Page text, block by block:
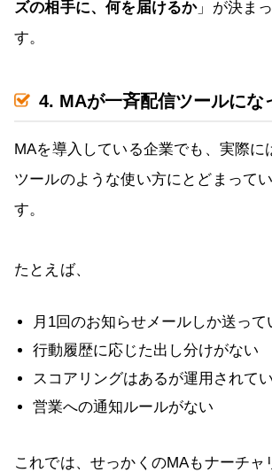
ズの相手に、何を届けるか」が決ま
す。
4. MAが一斉配信ツールにな
MAを導入している企業でも、実際に
ツールのような使い方にとどまって
す。
たとえば、
月1回のお知らせメールしか送って
行動履歴に応じた出し分けがない
スコアリングはあるが運用されて
営業への通知ルールがない
これでは、せっかくのMAもナーチャ